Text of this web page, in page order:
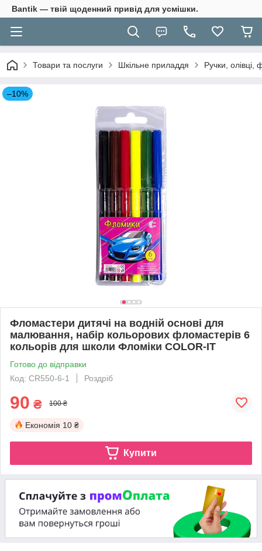
Bantik — твій щоденний привід для усмішки.
Товари та послуги Шкільне приладдя Ручки,
–10%
Фломастери дитячі на водній основі для
малювання, набір кольорових фломастерів 6
кольорів для школи Фломіки COLOR-IT
Готово до відправки
Код: CR550-6-1
Роздріб
90 ₴ 100 ₴
Економія 10 ₴
Купити